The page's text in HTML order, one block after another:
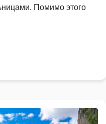
Помимо этого